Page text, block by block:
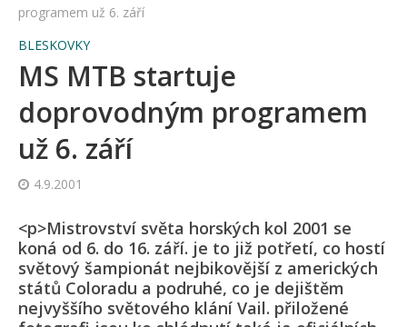
programem už 6. září
BLESKOVKY
MS MTB startuje
doprovodným programem
už 6. září
4.9.2001
<p>Mistrovství světa horských kol 2001 se
koná od 6. do 16. září. je to již potřetí, co hostí
světový šampionát nejbikovější z amerických
států Coloradu a podruhé, co je dejištěm
nejvyššího světového klání Vail. přiložené